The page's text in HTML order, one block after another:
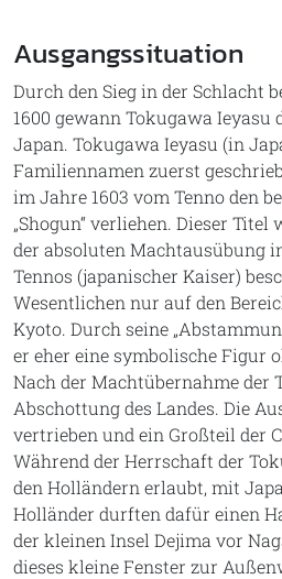
Ausgangssituation
Durch den Sieg in der Schlacht
1600 gewann Tokugawa Ieyasu
Japan. Tokugawa Ieyasu (in
Familiennamen zuerst
im Jahre 1603 vom Tenno den
„Shogun“ verliehen. Dieser
der absoluten Machtausübung
Tennos (japanischer Kaiser)
Wesentlichen nur auf den
Kyoto. Durch seine
er eher eine symbolische Figur
Nach der Machtübernahme der
Abschottung des Landes. Die
vertrieben und ein Großteil der
Während der Herrschaft der
den Holländern erlaubt, mit
Holländer durften dafür einen
der kleinen Insel Dejima vor
dieses kleine Fenster zur